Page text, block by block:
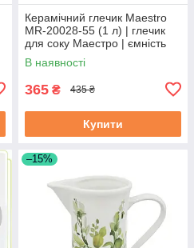
Керамічний глечик Maestro
MR-20028-55 (1 л) | глечик
для соку Маестро | ємність
для води Маестро
В наявності
365 ₴ 435 ₴
Купити
–15%